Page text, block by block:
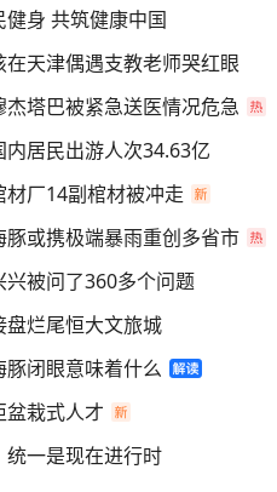
健身 共筑健康中国
在天津偶遇支教老师哭红眼
杰塔巴被紧急送医情况危急
内居民出游人次34.63亿
材厂14副棺材被冲走
豚或携极端暴雨重创多省市
兴被问了360多个问题
盘烂尾恒大文旅城
豚闭眼意味着什么
盆栽式人才
统一是现在进行时